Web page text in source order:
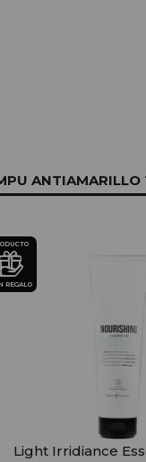
REGALO
Light Irridiance